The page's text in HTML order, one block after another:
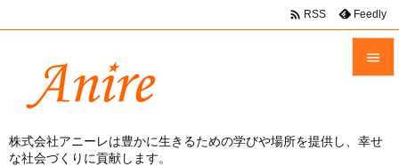
株式会社アニーレは豊かに生きるための学びや場所を提供し、幸せ
な社会づくりに貢献します。


 RSS Feedly